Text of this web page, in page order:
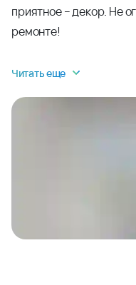
приятное – декор. Не
ремонте!
Читать еще